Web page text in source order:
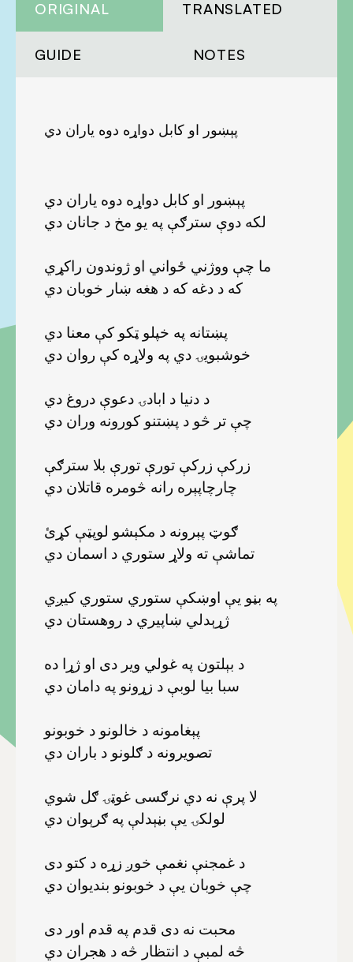
ORIGINAL TRANSLATED
GUIDE NOTES
پېښور او کابل دواړه دوه ياران دي
پېښور او کابل دواړه دوه ياران دي
لکه دوې سترګې په يو مخ د جانان دي
ما چې ووژني ځواني او ژوندون راکړي
که د دغه که د هغه ښار خوبان دي
پښتانه په خپلو ټکو کې معنا دي
خوشبويۍ دي په ولاړه کې روان دي
د دنيا د ابادۍ دعوې دروغ دي
چې تر څو د پښتنو کورونه وران دي
زرکې زرکې تورې تورې بلا سترګې
چارچاپېره رانه څومره قاتلان دي
ګوټ پېرونه د مکېشو لوپټې کړئ
تماشې ته ولاړ ستوري د اسمان دي
په بڼو يې اوښکې ستوري ستوري کيږي
ژړېدلي ښاپيري د روهستان دي
د بېلتون په غولي وير دى او ژړا ده
سبا بيا لوبې د زړونو په دامان دي
پېغامونه د خالونو د خوبونو
تصويرونه د ګلونو د باران دي
لا پرې نه دي نرګسى غوټۍ ګل شوي
لولکۍ يې بڼېدلې په ګرېوان دي
د غمجنې نغمې خوږ زړه د کتو دى
چې خوبان يې د خوبونو بنديوان دي
محبت نه دی قدم په قدم اور دى
څه لمبې د انتظار څه د هجران دي